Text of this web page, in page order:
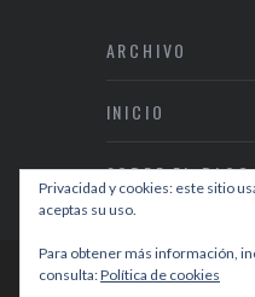
ARCHIVO
INICIO
SOBRE EL BLOG
Privacidad y cookies: este sitio
aceptas su uso.
Para obtener más información,
consulta:Política de cookies